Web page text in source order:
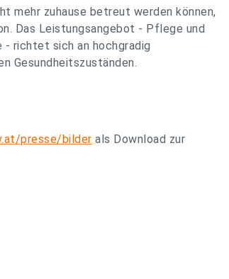
mehr zuhause betreut werden können,
Das Leistungsangebot - Pflege und
- richtet sich an hochgradig
Gesundheitszuständen.
presse/bilder als Download zur